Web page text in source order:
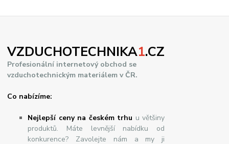
VZDUCHOTECHNIKA1.CZ
Profesionální internetový obchod se
vzduchotechnickým materiálem v ČR.
Co nabízíme:
Nejlepší ceny na českém trhu u většiny
produktů. Máte levnější nabídku od
konkurence? Zavolejte nám a my ji